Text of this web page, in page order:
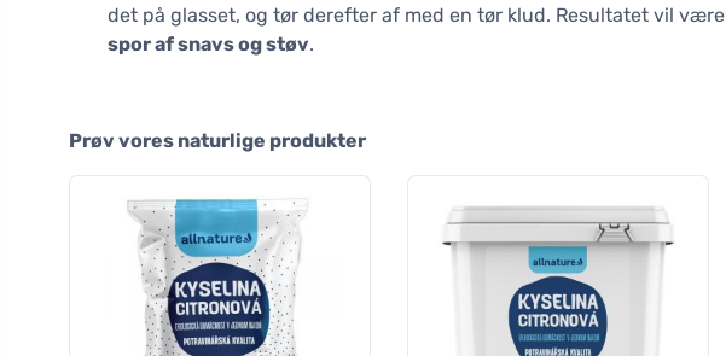
det på glasset, og tør derefter af med en tør klud. Resultatet vil være
spor af snavs og støv.
Prøv vores naturlige produkter